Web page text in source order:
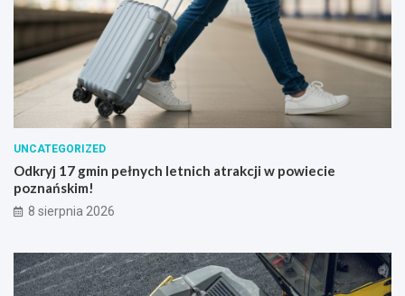
UNCATEGORIZED
Odkryj 17 gmin pełnych letnich atrakcji w powiecie
poznańskim!
8 sierpnia 2026